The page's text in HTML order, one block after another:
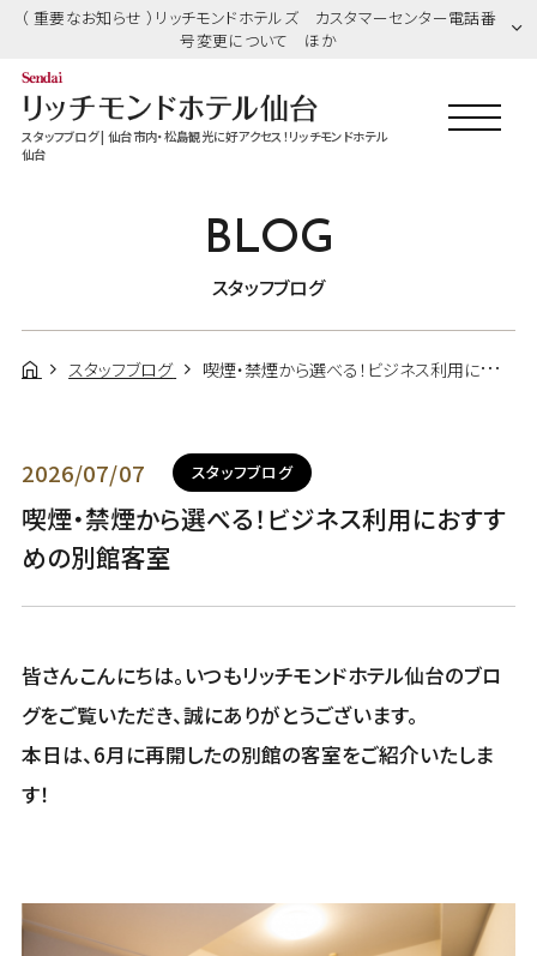
（ 重要なお知らせ ）リッチモンドホテルズ カスタマーセンター電話番
号変更について ほか
スタッフブログ | 仙台市内・松島観光に好アクセス！リッチモンドホテル
仙台
BLOG
スタッフブログ
スタッフブログ 喫煙・禁煙から選べる！ビジネス利用におすすめの別館客室
2026/07/07 スタッフブログ
喫煙・禁煙から選べる！ビジネス利用におすす
めの別館客室
皆さんこんにちは。いつもリッチモンドホテル仙台のブロ
グをご覧いただき、誠にありがとうございます。
本日は、6月に再開したの別館の客室をご紹介いたしま
す！